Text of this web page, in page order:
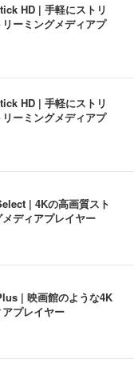
HD | 手軽にストリ
ーミングメディアプ
HD | 手軽にストリ
ーミングメディアプ
| 4Kの高画質スト
ディアプレイヤー
| 映画館のような4K
プレイヤー